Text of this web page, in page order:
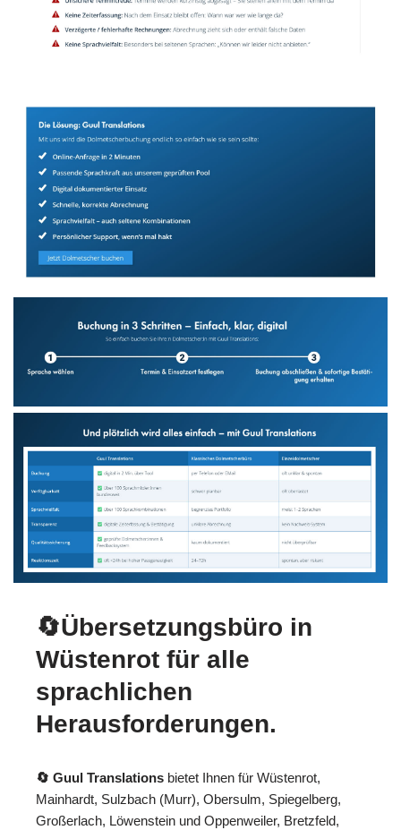
🔄Übersetzungsbüro in
Wüstenrot für alle
sprachlichen
Herausforderungen.
🔄 Guul Translations bietet Ihnen für Wüstenrot,
Mainhardt, Sulzbach (Murr), Obersulm, Spiegelberg,
Großerlach, Löwenstein und Oppenweiler, Bretzfeld,